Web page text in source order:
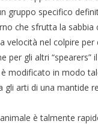
gruppo specifico
che sfrutta la sabbia
velocità nel colpire per
per gli altri “spearers”
modificato in modo
gli arti di una mantide
è talmente